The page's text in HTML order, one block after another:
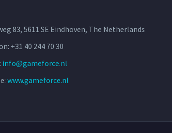
83, 5611 SE Eindhoven, The Netherlands
+31 40 244 70 30
info@gameforce.nl
www.gameforce.nl